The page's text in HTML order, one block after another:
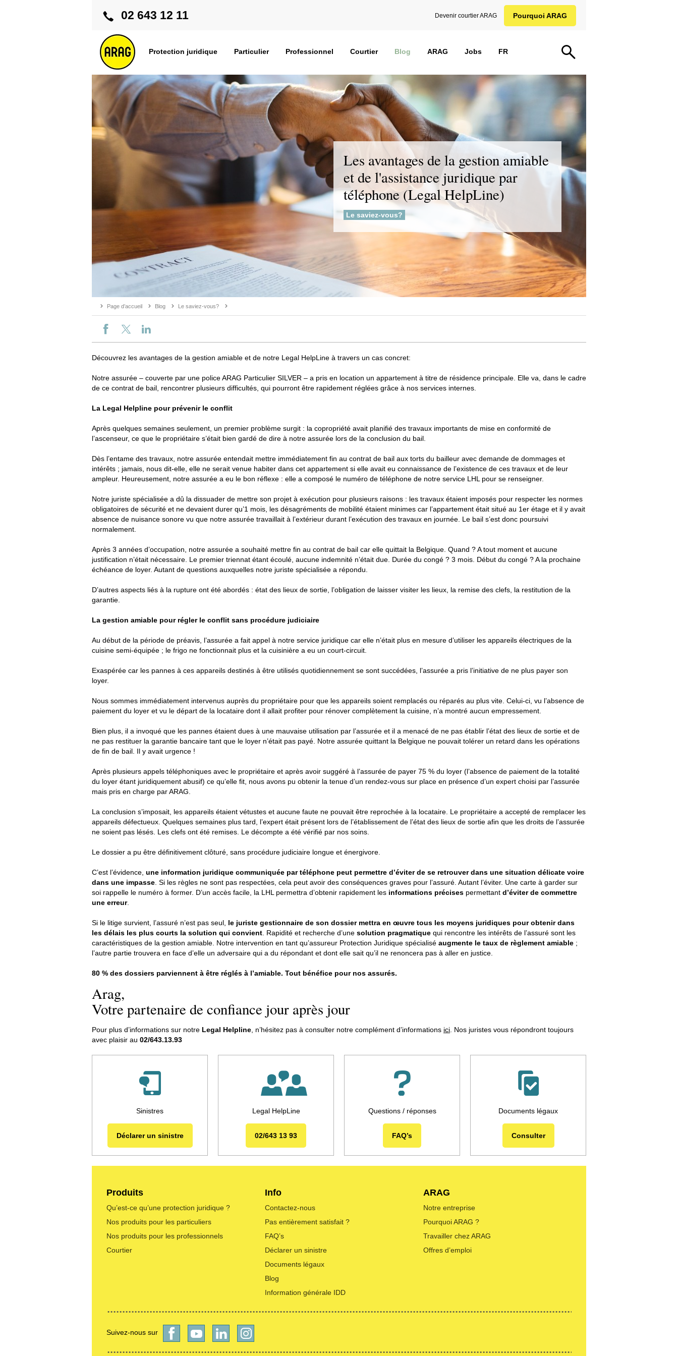
02 643 12 11 Devenir courtier ARAG Pourquoi ARAG
Protection juridique Particulier Professionnel Courtier Blog ARAG Jobs FR
Page d’accueil Blog Le saviez-vous?
Les avantages de la gestion amiable
et de l'assistance juridique par
téléphone (Legal HelpLine)
Le saviez-vous?
Découvrez les avantages de la gestion amiable et de notre Legal HelpLine à travers un cas concret:
Notre assurée – couverte par une police ARAG Particulier SILVER – a pris en location un appartement à titre de résidence principale. Elle va, dans le cadre
de ce contrat de bail, rencontrer plusieurs difficultés, qui pourront être rapidement réglées grâce à nos services internes.
La Legal Helpline pour prévenir le conflit
Après quelques semaines seulement, un premier problème surgit : la copropriété avait planifié des travaux importants de mise en conformité de
l’ascenseur, ce que le propriétaire s’était bien gardé de dire à notre assurée lors de la conclusion du bail.
Dès l’entame des travaux, notre assurée entendait mettre immédiatement fin au contrat de bail aux torts du bailleur avec demande de dommages et
intérêts ; jamais, nous dit-elle, elle ne serait venue habiter dans cet appartement si elle avait eu connaissance de l’existence de ces travaux et de leur
ampleur. Heureusement, notre assurée a eu le bon réflexe : elle a composé le numéro de téléphone de notre service LHL pour se renseigner.
Notre juriste spécialisée a dû la dissuader de mettre son projet à exécution pour plusieurs raisons : les travaux étaient imposés pour respecter les normes
obligatoires de sécurité et ne devaient durer qu’1 mois, les désagréments de mobilité étaient minimes car l’appartement était situé au 1er étage et il y avait
absence de nuisance sonore vu que notre assurée travaillait à l’extérieur durant l’exécution des travaux en journée. Le bail s’est donc poursuivi
normalement.
Après 3 années d’occupation, notre assurée a souhaité mettre fin au contrat de bail car elle quittait la Belgique. Quand ? A tout moment et aucune
justification n’était nécessaire. Le premier triennat étant écoulé, aucune indemnité n’était due. Durée du congé ? 3 mois. Début du congé ? A la prochaine
échéance de loyer. Autant de questions auxquelles notre juriste spécialisée a répondu.
D’autres aspects liés à la rupture ont été abordés : état des lieux de sortie, l’obligation de laisser visiter les lieux, la remise des clefs, la restitution de la
garantie.
La gestion amiable pour régler le conflit sans procédure judiciaire
Au début de la période de préavis, l’assurée a fait appel à notre service juridique car elle n’était plus en mesure d’utiliser les appareils électriques de la
cuisine semi-équipée ; le frigo ne fonctionnait plus et la cuisinière a eu un court-circuit.
Exaspérée car les pannes à ces appareils destinés à être utilisés quotidiennement se sont succédées, l’assurée a pris l’initiative de ne plus payer son
loyer.
Nous sommes immédiatement intervenus auprès du propriétaire pour que les appareils soient remplacés ou réparés au plus vite. Celui-ci, vu l’absence de
paiement du loyer et vu le départ de la locataire dont il allait profiter pour rénover complètement la cuisine, n’a montré aucun empressement.
Bien plus, il a invoqué que les pannes étaient dues à une mauvaise utilisation par l’assurée et il a menacé de ne pas établir l’état des lieux de sortie et de
ne pas restituer la garantie bancaire tant que le loyer n’était pas payé. Notre assurée quittant la Belgique ne pouvait tolérer un retard dans les opérations
de fin de bail. Il y avait urgence !
Après plusieurs appels téléphoniques avec le propriétaire et après avoir suggéré à l’assurée de payer 75 % du loyer (l’absence de paiement de la totalité
du loyer étant juridiquement abusif) ce qu’elle fit, nous avons pu obtenir la tenue d’un rendez-vous sur place en présence d’un expert choisi par l’assurée
mais pris en charge par ARAG.
La conclusion s’imposait, les appareils étaient vétustes et aucune faute ne pouvait être reprochée à la locataire. Le propriétaire a accepté de remplacer les
appareils défectueux. Quelques semaines plus tard, l’expert était présent lors de l’établissement de l’état des lieux de sortie afin que les droits de l’assurée
ne soient pas lésés. Les clefs ont été remises. Le décompte a été vérifié par nos soins.
Le dossier a pu être définitivement clôturé, sans procédure judiciaire longue et énergivore.
C’est l’évidence, une information juridique communiquée par téléphone peut permettre d’éviter de se retrouver dans une situation délicate voire
dans une impasse . Si les règles ne sont pas respectées, cela peut avoir des conséquences graves pour l’assuré. Autant l’éviter. Une carte à garder sur
soi rappelle le numéro à former. D’un accès facile, la LHL permettra d’obtenir rapidement les informations précises permettant d’éviter de commettre
une erreur.
Si le litige survient, l’assuré n’est pas seul, le juriste gestionnaire de son dossier mettra en œuvre tous les moyens juridiques pour obtenir dans
les délais les plus courts la solution qui convient . Rapidité et recherche d’une solution pragmatique qui rencontre les intérêts de l’assuré sont les
caractéristiques de la gestion amiable. Notre intervention en tant qu’assureur Protection Juridique spécialisé augmente le taux de règlement amiable ;
l’autre partie trouvera en face d’elle un adversaire qui a du répondant et dont elle sait qu’il ne renoncera pas à aller en justice.
80 % des dossiers parviennent à être réglés à l’amiable. Tout bénéfice pour nos assurés.
Arag,
Votre partenaire de confiance jour après jour
Pour plus d’informations sur notre Legal Helpline , n’hésitez pas à consulter notre complément d’informations ici . Nos juristes vous répondront toujours
avec plaisir au 02/643.13.93
Sinistres
Déclarer un sinistre
Legal HelpLine
02/643 13 93
Questions / réponses
FAQ’s
Documents légaux
Consulter
Produits
Qu’est-ce qu’une protection juridique ?
Nos produits pour les particuliers
Nos produits pour les professionnels
Courtier
Info
Contactez-nous
Pas entièrement satisfait ?
FAQ’s
Déclarer un sinistre
Documents légaux
Blog
Information générale IDD
ARAG
Notre entreprise
Pourquoi ARAG ?
Travailler chez ARAG
Offres d’emploi
Suivez-nous sur